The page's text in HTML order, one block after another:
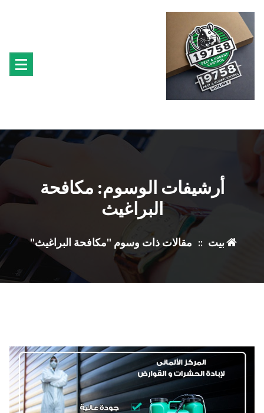
أرشيفات الوسوم: مكافحة
البراغيث
بيت :: مقالات ذات وسوم "مكافحة البراغيث"